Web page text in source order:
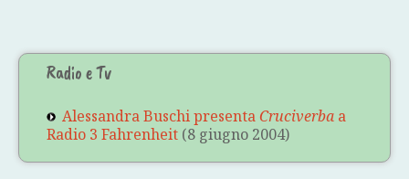
Radio e Tv
Alessandra Buschi presentaCruciverba a
Radio 3 Fahrenheit (8 giugno 2004)